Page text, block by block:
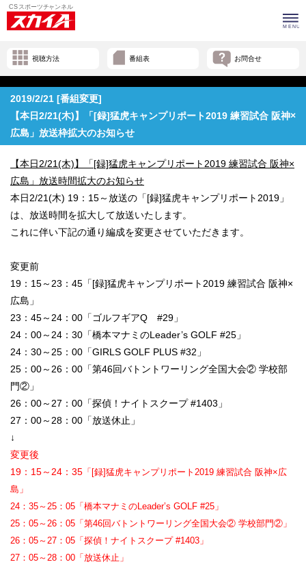
視聴方法 番組表 お問合せ
2019/2/21 [番組変更]
【本日2/21(木)】「[録]猛虎キャンプリポート2019 練習試合 阪神×
広島」放送枠拡大のお知らせ
【本日2/21(木)】「[録]猛虎キャンプリポート2019 練習試合 阪神×
広島」放送時間拡大のお知らせ
本日2/21(木) 19：15～放送の「[録]猛虎キャンプリポート2019」
は、放送時間を拡大して放送いたします。
これに伴い下記の通り編成を変更させていただきます。
変更前
19：15～23：45「[録]猛虎キャンプリポート2019 練習試合 阪神×
広島」
23：45～24：00「ゴルフギアQ #29」
24：00～24：30「橋本マナミのLeader’s GOLF #25」
24：30～25：00「GIRLS GOLF PLUS #32」
25：00～26：00「第46回バトントワーリング全国大会② 学校部
門②」
26：00～27：00「探偵！ナイトスクープ #1403」
27：00～28：00「放送休止」
↓
変更後
19：15～24：35 「[録]猛虎キャンプリポート2019 練習試合 阪神×広
島」
24：35～25：05「橋本マナミのLeader’s GOLF #25」
25：05～26：05「第46回バトントワーリング全国大会② 学校部門②」
26：05～27：05「探偵！ナイトスクープ #1403」
27：05～28：00「放送休止」